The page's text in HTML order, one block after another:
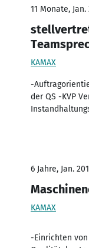
11 Monate, Jan.
KAMAX
-
der QS -KVP
6 Jahre, Jan.
KAMAX
-Einrichten